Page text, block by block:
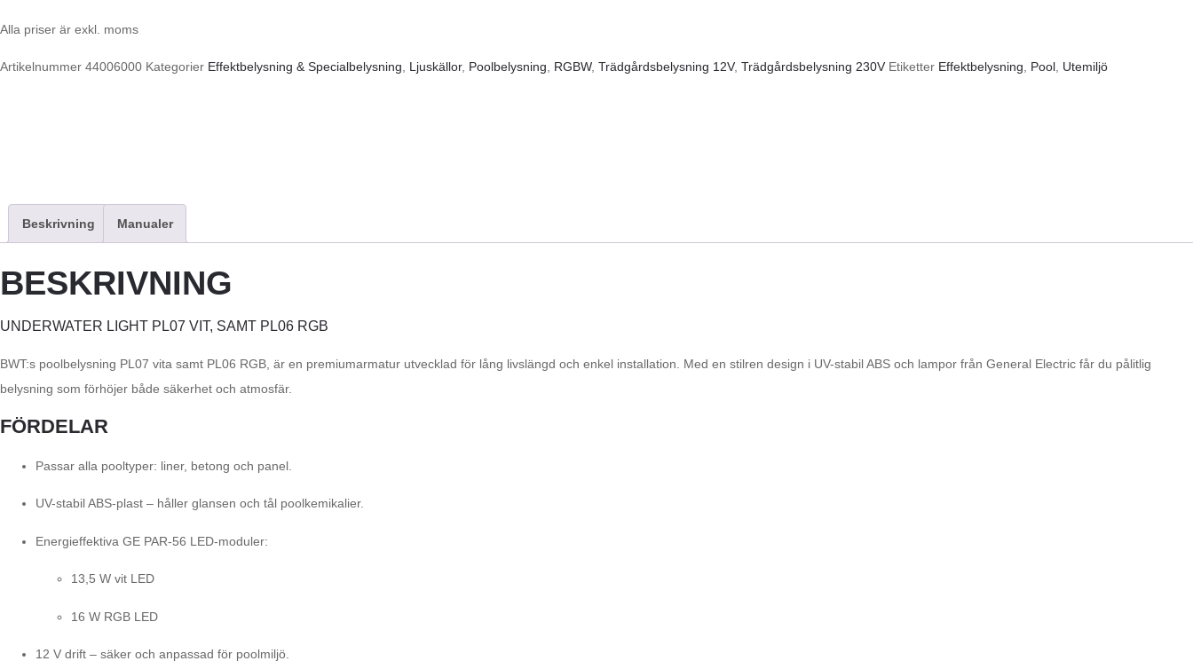
Alla priser är exkl. moms
Artikelnummer 44006000 Kategorier Effektbelysning & Specialbelysning Ljuskällor, Poolbelysning RGBW, Trädgårdsbelysning 12V, Trädgårdsbelysning 230V Etiketter Effektbelysning Pool Utemiljö
Beskrivning Manualer
BESKRIVNING
UNDERWATER LIGHT PL07 VIT, SAMT PL06 RGB
BWT:s poolbelysning PL07 vita samt PL06 RGB, är en premiumarmatur utvecklad för lång livslängd och enkel installation. Med en stilren design i UV-stabil ABS och lampor från General Electric får du pålitlig
belysning som förhöjer både säkerhet och atmosfär.
FÖRDELAR
Passar alla pooltyper: liner, betong och panel.
UV-stabil ABS-plast – håller glansen och tål poolkemikalier.
Energieffektiva GE PAR-56 LED-moduler:
13,5 W vit LED
16 W RGB LED
12 V drift – säker och anpassad för poolmiljö.